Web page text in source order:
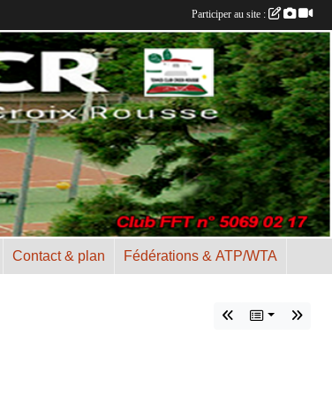
Contact & plan Fédérations & ATP/WTA
Participer au site :